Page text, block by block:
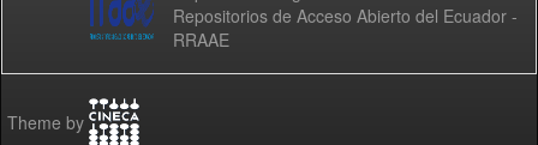
Repositorios de Acceso Abierto del Ecuador -
RRAAE
Theme by